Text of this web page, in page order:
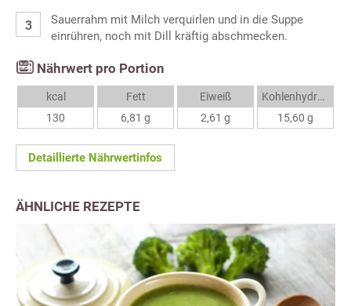
Sauerrahm mit Milch verquirlen und in die Suppe
einrühren, noch mit Dill kräftig abschmecken.
Nährwert pro Portion
kcal
130
Fett
6,81 g
Eiweiß
2,61 g
Kohlenhydrate
15,60 g
Detaillierte Nährwertinfos
ÄHNLICHE REZEPTE